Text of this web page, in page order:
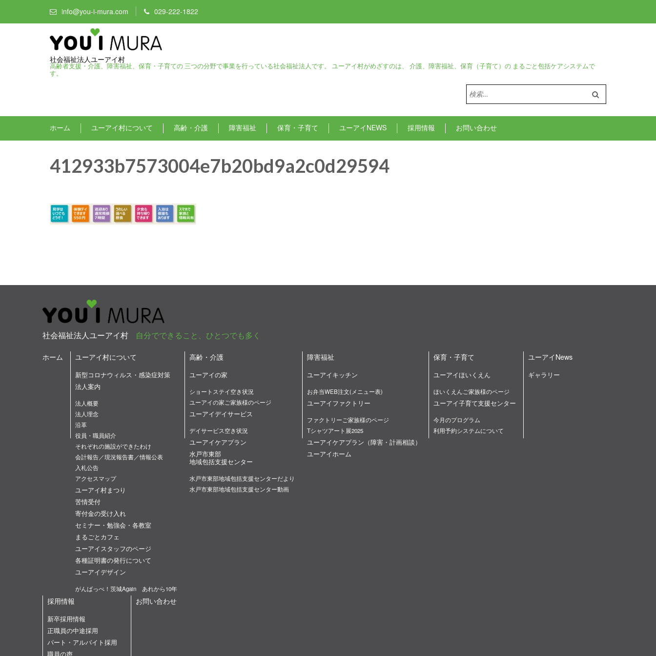
info@you-i-mura.com 029-222-1822
社会福祉法人ユーアイ村
高齢者支援・介護、障害福祉、保育・子育ての 三つの分野で事業を行っている社会福祉法人です。 ユーアイ村がめざすのは、 介護、障害福祉、保育（子育て）の まるごと包括ケアシステムで
す。
検
索:
ホーム ユーアイ村について 高齢・介護 障害福祉 保育・子育て ユーアイNEWS 採用情報 お問い合わせ
412933b7573004e7b20bd9a2c0d29594
社会福祉法人ユーアイ村 自分でできること、ひとつでも多く
ホーム ユーアイ村について
新型コロナウィルス・感染症対策
法人案内
法人概要
法人理念
沿革
役員・職員紹介
それぞれの施設ができたわけ
会計報告／現況報告書／情報公表
入札公告
アクセスマップ
ユーアイ村まつり
苦情受付
寄付金の受け入れ
セミナー・勉強会・各教室
まるごとカフェ
ユーアイスタッフのページ
各種証明書の発行について
ユーアイデザイン
がんばっぺ！茨城Again あれから10年
高齢・介護
ユーアイの家
ショートステイ空き状況
ユーアイの家ご家族様のページ
ユーアイデイサービス
デイサービス空き状況
ユーアイケアプラン
水戸市東部
地域包括支援センター
水戸市東部地域包括支援センターだより
水戸市東部地域包括支援センター動画
障害福祉
ユーアイキッチン
お弁当WEB注文(メニュー表)
ユーアイファクトリー
ファクトリーご家族様のページ
Tシャツアート展2025
ユーアイケアプラン（障害・計画相談）
ユーアイホーム
保育・子育て
ユーアイほいくえん
ほいくえんご家族様のページ
ユーアイ子育て支援センター
今月のプログラム
利用予約システムについて
ユーアイNews
ギャラリー
採用情報
新卒採用情報
正職員の中途採用
パート・アルバイト採用
職員の声
お問い合わせ